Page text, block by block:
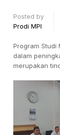
Posted by
Prodi MPI
Program Studi
dalam
merupakan